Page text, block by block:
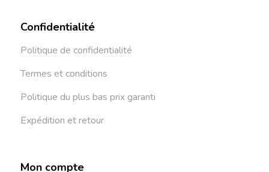
Confidentialité
Politique de confidentialité
Termes et conditions
Politique du plus bas prix garanti
Expédition et retour
Mon compte